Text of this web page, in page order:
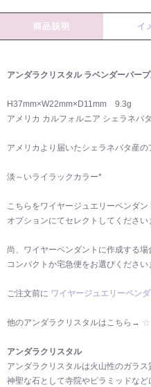
商品説明 イ
アンダラクリスタル ラベンダーパー
H37mm×W22mm×D11mm 9.3g
アメリカ カルフォルニア シェラネバ
アメリカより届いたシェラネバタ産
淡～いライラックカラー*
こちらをワイヤージュエリーペンダン
オプションにてセレクトしてください
尚、ワイヤーペンダントに作成する場
コンパクトか宅急便をお選びください
ご注文前に ワイヤージュエリーペン
他のアンダラクリスタルはこちら→ ☆
アンダラクリスタル
アンダラクリスタルは火山性のガラス
神聖な石として寺院やピラミッドな